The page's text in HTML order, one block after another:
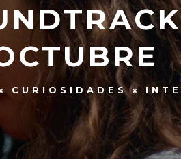
CURIOSIDADES